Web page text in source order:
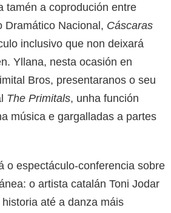
tamén a coprodución entre
Dramático Nacional, Cáscaras
inclusivo que non deixará
Yllana, nesta ocasión en
Bros, presentaranos o seu
The Primitals, unha función
música e gargalladas a partes
o espectáculo-conferencia sobre
o artista catalán Toni Jodar
até a danza máis